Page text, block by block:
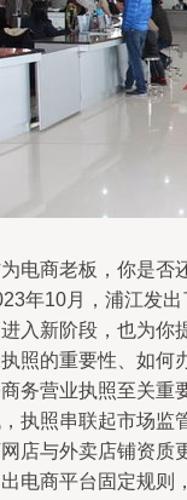
电商老板，你是否
年10月，浦江发
入新阶段，也为你
照的重要性、如何
务营业执照至关重
执照串联起市场监
店与外卖店铺资质
电商平台固定规则